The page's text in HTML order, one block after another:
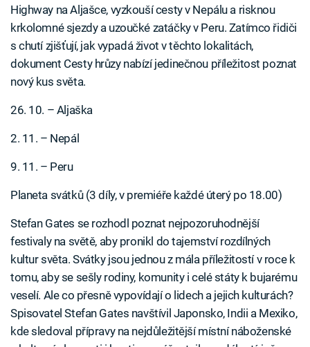
Highway na Aljašce, vyzkouší cesty v Nepálu a risknou
krkolomné sjezdy a uzoučké zatáčky v Peru. Zatímco řidiči
s chutí zjišťují, jak vypadá život v těchto lokalitách,
dokument Cesty hrůzy nabízí jedinečnou příležitost poznat
nový kus světa.
26. 10. – Aljaška
2. 11. – Nepál
9. 11. – Peru
Planeta svátků (3 díly, v premiéře každé úterý po 18.00)
Stefan Gates se rozhodl poznat nejpozoruhodnější
festivaly na světě, aby pronikl do tajemství rozdílných
kultur světa. Svátky jsou jednou z mála příležitostí v roce k
tomu, aby se sešly rodiny, komunity i celé státy k bujarému
veselí. Ale co přesně vypovídají o lidech a jejich kulturách?
Spisovatel Stefan Gates navštívil Japonsko, Indii a Mexiko,
kde sledoval přípravy na nejdůležitější místní náboženské